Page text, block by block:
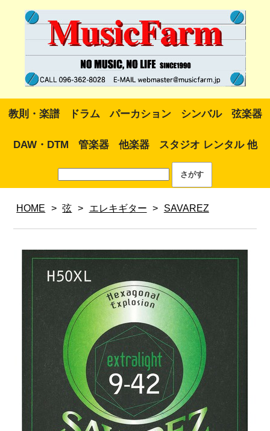
教則・楽譜 ドラム パーカション シンバル 弦楽器
DAW・DTM 管楽器 他楽器 スタジオ レンタル 他
HOME > 弦 > エレキギター > SAVAREZ